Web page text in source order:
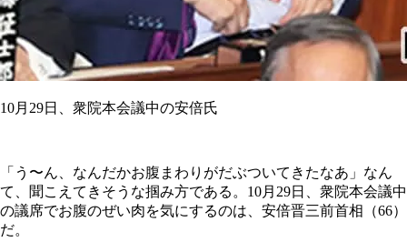
10月29日、衆院本会議中の安倍氏
「う〜ん、なんだかお腹まわりがだぶついてきたなあ」なん
て、聞こえてきそうな掴み方である。10月29日、衆院本会議中
の議席でお腹のぜい肉を気にするのは、安倍晋三前首相（66）
だ。